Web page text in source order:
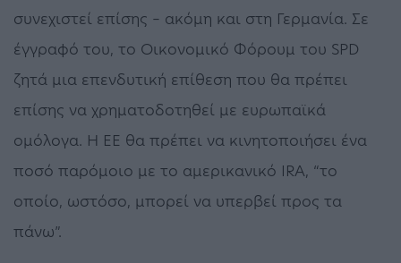
συνεχιστεί επίσης – ακόμη και στη Γερμανία. Σε
έγγραφό του, το Οικονομικό Φόρουμ του SPD
ζητά μια επενδυτική επίθεση που θα πρέπει
επίσης να χρηματοδοτηθεί με ευρωπαϊκά
ομόλογα. Η ΕΕ θα πρέπει να κινητοποιήσει ένα
ποσό παρόμοιο με το αμερικανικό IRA, “το
οποίο, ωστόσο, μπορεί να υπερβεί προς τα
πάνω”.